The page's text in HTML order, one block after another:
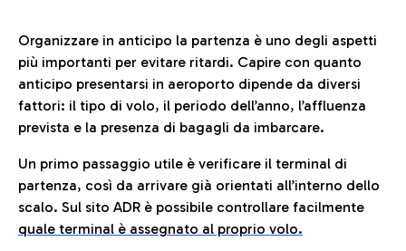
Organizzare in anticipo la partenza è uno degli aspetti
più importanti per evitare ritardi. Capire con quanto
anticipo presentarsi in aeroporto dipende da diversi
fattori: il tipo di volo, il periodo dell’anno, l’affluenza
prevista e la presenza di bagagli da imbarcare.
Un primo passaggio utile è verificare il terminal di
partenza, così da arrivare già orientati all’interno dello
scalo. Sul sito ADR è possibile controllare facilmente
quale terminal è assegnato al proprio volo.